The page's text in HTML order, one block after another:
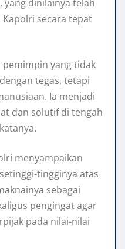
yang dinilainya telah
secara tepat
pemimpin yang tidak
tegas, tetapi
Ia menjadi
dan solutif di tengah
menyampaikan
tingginya atas
sebagai
pengingat agar
pada nilai-nilai